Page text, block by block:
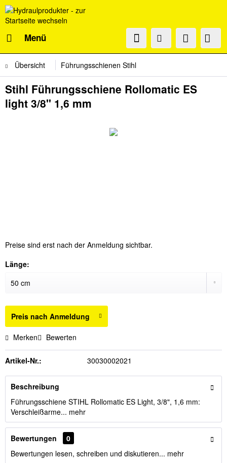
Menü
Übersicht Führungsschienen Stihl
Stihl Führungsschiene Rollomatic ES
light 3/8" 1,6 mm
Preise sind erst nach der Anmeldung sichtbar.
Länge:
Preis nach Anmeldung
Merken Bewerten
Artikel-Nr.: 30030002021
Beschreibung
Führungsschiene STIHL Rollomatic ES Light, 3/8", 1,6 mm:
Verschleißarme... mehr
Bewertungen
0
Bewertungen lesen, schreiben und diskutieren... mehr